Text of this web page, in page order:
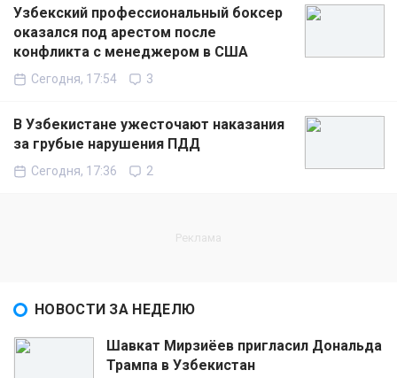
Узбекский профессиональный боксер
оказался под арестом после
конфликта с менеджером в США
Сегодня, 17:54 3
В Узбекистане ужесточают наказания
за грубые нарушения ПДД
Сегодня, 17:36 2
НОВОСТИ ЗА НЕДЕЛЮ
Шавкат Мирзиёев пригласил Дональда
Трампа в Узбекистан